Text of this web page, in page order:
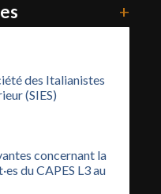
+
des Italianistes
(SIES)
concernant la
du CAPES L3 au